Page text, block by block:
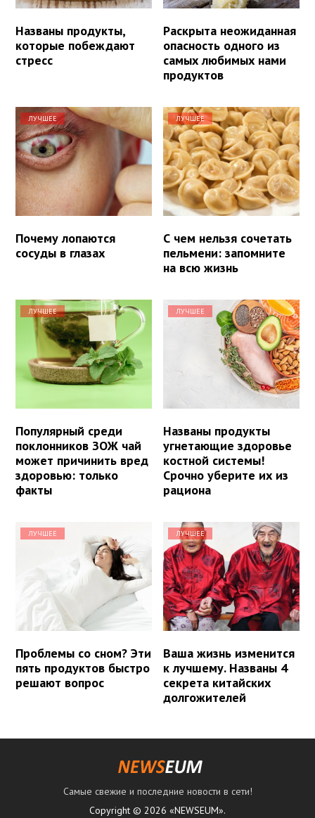
Названы продукты,
которые побеждают
стресс
Раскрыта неожиданная
опасность одного из
самых любимых нами
продуктов
ЛУЧШЕЕ
Почему лопаются
сосуды в глазах
ЛУЧШЕЕ
С чем нельзя сочетать
пельмени: запомните
на всю жизнь
ЛУЧШЕЕ
Популярный среди
поклонников ЗОЖ чай
может причинить вред
здоровью: только
факты
ЛУЧШЕЕ
Названы продукты
угнетающие здоровье
костной системы!
Срочно уберите их из
рациона
ЛУЧШЕЕ
Проблемы со сном? Эти
пять продуктов быстро
решают вопрос
ЛУЧШЕЕ
Ваша жизнь изменится
к лучшему. Названы 4
секрета китайских
долгожителей
Самые свежие и последние новости в сети!
Copyright © 2026 «NEWSEUM».